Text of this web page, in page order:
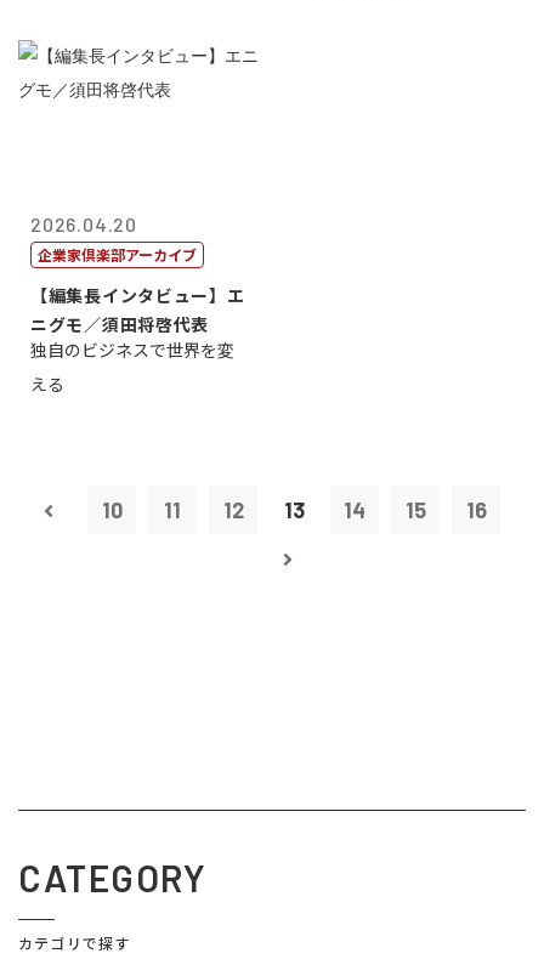
2026.04.20
企業家倶楽部アーカイブ
【編集長インタビュー】エ
ニグモ／須田将啓代表
独自のビジネスで世界を変
える
10 11 12 13 14 15 16
CATEGORY
カテゴリで探す